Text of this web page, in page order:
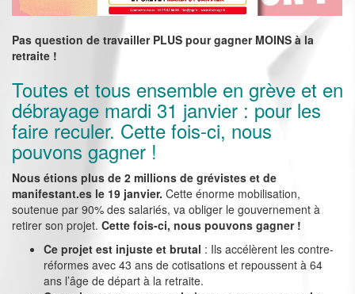
Pas question de travailler PLUS pour gagner MOINSà la
retraite !
Toutes et tous ensemble en grève et en
débrayage mardi 31 janvier : pour les
faire reculer. Cette fois-ci, nous
pouvons gagner !
Nous étions plus de 2 millions de grévistes et de
manifestant.es le 19 janvier. Cette énorme mobilisation,
soutenue par 90% des salariés, va obliger le gouvernement à
retirer son projet. Cette fois-ci, nous pouvons gagner !
Ce projet est injuste et brutal : Ils accélèrent les contre-
réformes avec 43 ans de cotisations et repoussent à 64
ans l’âge de départ à la retraite.